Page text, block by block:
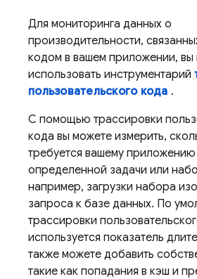
Для мониторинга данных о
производительности,
кодом в вашем приложении, вы
использовать инструментарий
пользовательского кода .
С помощью трассировки
кода вы можете измерить,
требуется вашему
определенной задачи или
например, загрузки набора
запроса к базе данных. По
трассировки
используется показатель
также можете добавить
такие как попадания в кэш и